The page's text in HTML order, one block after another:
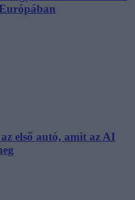
első autó, amit az AI